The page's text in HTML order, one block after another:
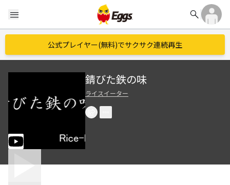
menu search
公式プレイヤー(無料)でサクサク連続再生
錆びた鉄の味
ライスイーター